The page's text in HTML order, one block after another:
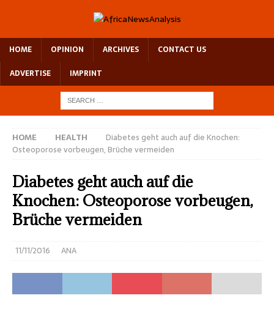
HOME OPINION ARCHIVES
CONTACT US
ADVERTISE
IMPRINT
HOME HEALTH
Diabetes geht auch auf die Knochen:
Osteoporose vorbeugen, Brüche vermeiden
Diabetes geht auch auf die
Knochen: Osteoporose vorbeugen,
Brüche vermeiden
11/11/2016 ANA